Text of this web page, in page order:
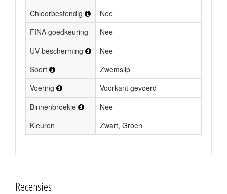
Chloorbestendig
Nee
FINA goedkeuring
Nee
UV-bescherming
Nee
Soort
Zwemslip
Voering
Voorkant gevoerd
Binnenbroekje
Nee
Kleuren
Zwart, Groen
Recensies